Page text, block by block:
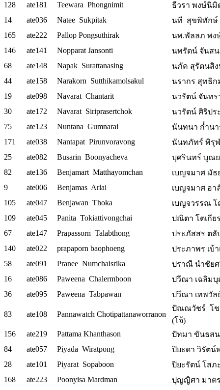
128
ate181 Teewara Phongnimit
ธีวรา พงษ์นิมิ
14
ate036 Natee Sukpitak
นที สุขพิทักษ์
165
ate222 Pallop Pongsuthirak
นพ.พัลลภ พง
146
ate141 Nopparat Jansonti
นพรัตน์ จันส
68
ate148 Napak Surattanasing
นภัค สุรัตนสิง
44
ate158 Narakorn Sutthikamolsakul
นรากร สุทธิก
19
ate098 Navarat Chantarit
นวรัตน์ จันทร
30
ate172 Navarat Siriprasertchok
นวรัตน์ ศิริปร
75
ate123 Nuntana Gumnarai
นันทนา ก๋ำน
171
ate038 Nantapat Pirunvoravong
นันทภัทร์ พิรุ
25
ate082 Busarin Boonyacheva
บุศรินทร์ บุณย
82
ate136 Benjamart Matthayomchan
เบญจมาศ มัธ
9
ate006 Benjamas Arlai
เบญจมาศ อา
105
ate047 Benjawan Thoka
เบญจวรรณ โ
109
ate045 Panita Tokiattivongchai
ปณิตา โตเกีย
67
ate147 Prapassorn Talabthong
ประภัสสร ตลั
140
ate022 prapaporn baophoeng
ประภาพร เบ้า
58
ate091 Pranee Numchaisrika
ปราณี นำชัย
16
ate086 Paweena Chalermboon
ปวีณา เฉลิม
36
ate095 Paweena Tabpawan ปวีณา เทพวัล
83 ate108 Pannawatch Chotipattanaworranon
ปัณณวัชร์ โ
(โจ้)
156
ate219 Pattama Khanthason
ปัทมา ขันธส
84
ate057 Piyada Wiratpong
ปิยะดา วิรัตน์
28
ate101 Piyarat Sopaboon
ปิยะรัตน์ โส
168
ate223 Poonyisa Mardman
ปุญญิศา มาต